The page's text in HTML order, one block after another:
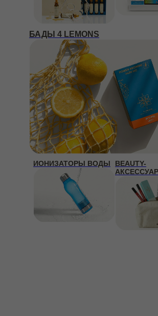
БАДЫ 4 LEMONS
ИОНИЗАТОРЫ ВОДЫ
BEAUTY-